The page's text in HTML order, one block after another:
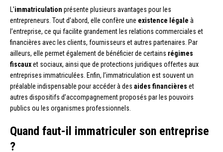
L’immatriculation présente plusieurs avantages pour les
entrepreneurs. Tout d’abord, elle confère une existence légale à
l’entreprise, ce qui facilite grandement les relations commerciales et
financières avec les clients, fournisseurs et autres partenaires. Par
ailleurs, elle permet également de bénéficier de certains régimes
fiscauxet sociaux, ainsi que de protections juridiques offertes aux
entreprises immatriculées. Enfin, l’immatriculation est souvent un
préalable indispensable pour accéder à des aides financières et
autres dispositifs d’accompagnement proposés par les pouvoirs
publics ou les organismes professionnels.
Quand faut-il immatriculer son entreprise
?